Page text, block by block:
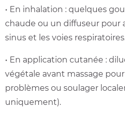
• En inhalation : quelques
chaude ou un diffuseur pour
sinus et les voies
• En application cutanée :
végétale avant massage
problèmes ou soulager
uniquement).